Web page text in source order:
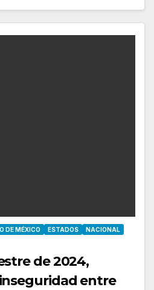
DE MÉXICO ESTADOS
NACIONAL
de 2024,
entre